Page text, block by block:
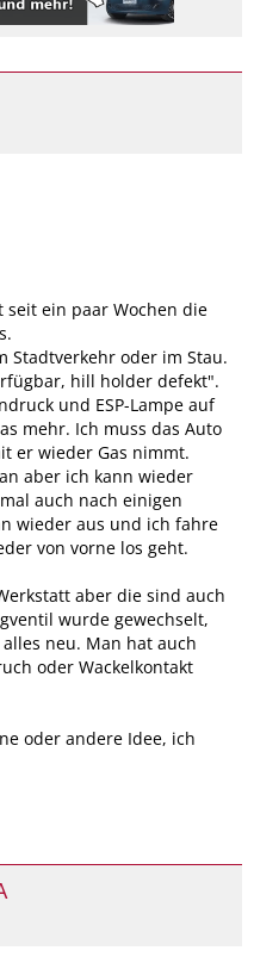
seit ein paar Wochen die
Stadtverkehr oder im Stau.
hill holder defekt".
und ESP-Lampe auf
mehr. Ich muss das Auto
er wieder Gas nimmt.
aber ich kann wieder
auch nach einigen
wieder aus und ich fahre
von vorne los geht.
aber die sind auch
wurde gewechselt,
neu. Man hat auch
oder Wackelkontakt
oder andere Idee, ich